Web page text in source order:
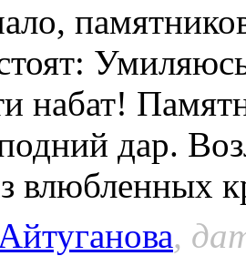
набат!
дар.
влюбленных
,